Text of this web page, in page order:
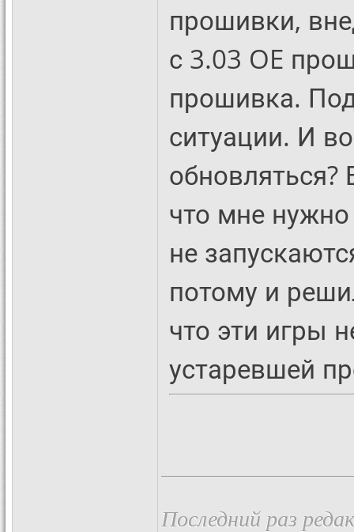
прошивки,
с 3.03 OE
прошивка.
ситуации. И
обновляться?
что мне
не
потому и
что эти игры
устаревшей
Последний раз